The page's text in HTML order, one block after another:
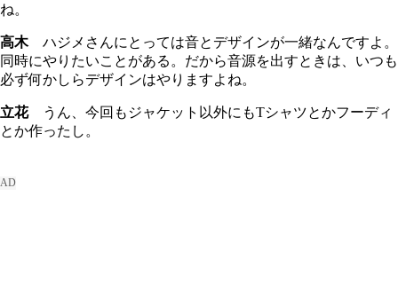
ね。
高木ハジメさんにとっては音とデザインが一緒なんですよ。
同時にやりたいことがある。だから音源を出すときは、いつも
必ず何かしらデザインはやりますよね。
立花うん、今回もジャケット以外にもTシャツとかフーディ
とか作ったし。